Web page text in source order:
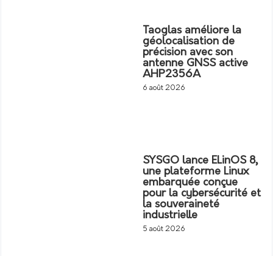
Taoglas améliore la
géolocalisation de
précision avec son
antenne GNSS active
AHP2356A
6 août 2026
SYSGO lance ELinOS 8,
une plateforme Linux
embarquée conçue
pour la cybersécurité et
la souveraineté
industrielle
5 août 2026